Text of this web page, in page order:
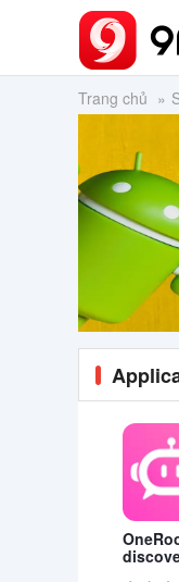
Trang chủ